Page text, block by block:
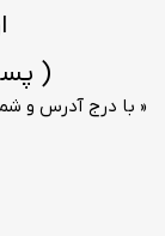
(
« با درج آدرس و